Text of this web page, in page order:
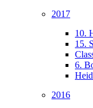
2017
10.
15.
6.
2016